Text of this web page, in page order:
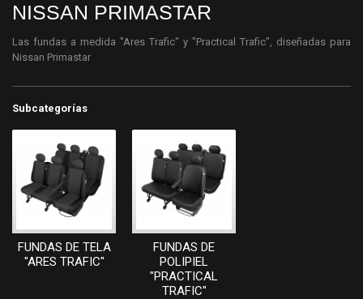
NISSAN PRIMASTAR
Las fundas a medida "Ares Trafic" y "Practical Trafic", diseñadas para
Nissan Primastar
Subcategorías
FUNDAS DE TELA
"ARES TRAFIC"
FUNDAS DE
POLIPIEL
"PRACTICAL
TRAFIC"